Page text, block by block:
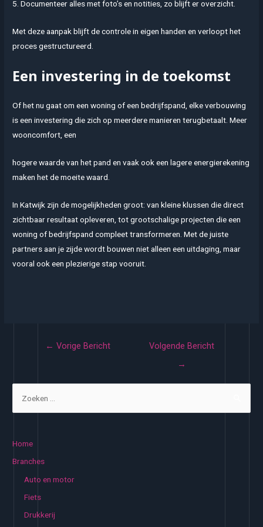
5. Documenteer alles met foto’s en notities, zo blijft er overzicht.
Met deze aanpak blijft de controle in eigen handen en verloopt het
proces gestructureerd.
Een investering in de toekomst
Of het nu gaat om een woning of een bedrijfspand, elke verbouwing
is een investering die zich op meerdere manieren terugbetaalt. Meer
wooncomfort, een
hogere waarde van het pand en vaak ook een lagere energierekening
maken het de moeite waard.
In Katwijk zijn de mogelijkheden groot: van kleine klussen die direct
zichtbaar resultaat opleveren, tot grootschalige projecten die een
woning of bedrijfspand compleet transformeren. Met de juiste
partners aan je zijde wordt bouwen niet alleen een uitdaging, maar
vooral ook een plezierige stap vooruit.
← Vorige Bericht
Volgende Bericht
→
Home
Branches
Auto en motor
Fiets
Drukkerij